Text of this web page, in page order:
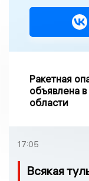
Ракетная
объявлена
области
17:05
Всякая